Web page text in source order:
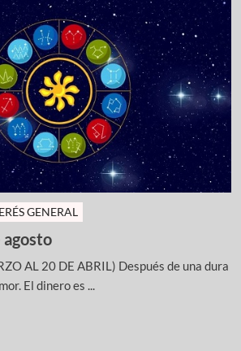
GENERAL
agosto
AL 20 DE ABRIL) Después de una dura
El dinero es ...